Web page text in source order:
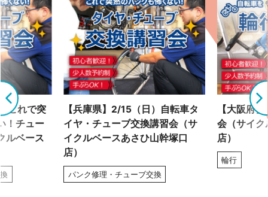
これで突
！チュー
ルベース
【兵庫県】2/15（日）自転車タ
イヤ・チューブ交換講習会（サ
イクルベースあさひ山幹塚口
店）
パンク修理・チューブ交換
【大阪府
会（サイク
店）
輪行